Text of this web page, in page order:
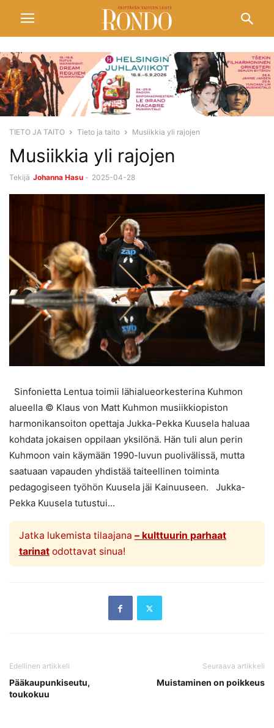
TIETO JA TAITO Tieto ja taito Musiikkia yli rajojen
Musiikkia yli rajojen
Tekijä Johanna Hasu - 2025-04-28
Sinfonietta Lentua toimii lähialueorkesterina Kuhmon
alueella © Klaus von Matt Kuhmon musiikkiopiston
harmonikansoiton opettaja Jukka-Pekka Kuusela haluaa
kohdata jokaisen oppilaan yksilönä. Hän tuli alun perin
Kuhmoon vain käymään 1990-luvun puolivälissä, mutta
saatuaan vapauden yhdistää taiteellinen toiminta
pedagogiseen työhön Kuusela jäi Kainuuseen. Jukka-
Pekka Kuusela tutustui...
Jatka lukemista tilaajana – kulttuurin parhaat
tarinatodottavat sinua!
Edellinen artikkeli
Pääkaupunkiseutu,
toukokuu
Seuraava artikkeli
Muistaminen on poikkeus